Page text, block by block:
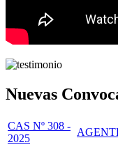
Nuevas
CAS Nº 308 -
2025